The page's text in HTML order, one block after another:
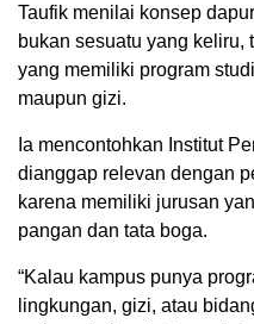
Taufik menilai konsep
bukan sesuatu yang keliru,
yang memiliki program
maupun gizi.
Ia mencontohkan Institut
dianggap relevan dengan
karena memiliki jurusan
pangan dan tata boga.
“Kalau kampus punya
lingkungan, gizi, atau